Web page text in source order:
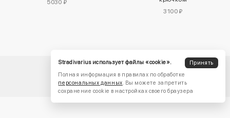
5030 ₽
3100 ₽
Stradivarius использует файлы «cookie».
Принять
Полная информация в правилах по обработке
персональных данных. Вы можете запретить
сохранение cookie в настройках своего браузера